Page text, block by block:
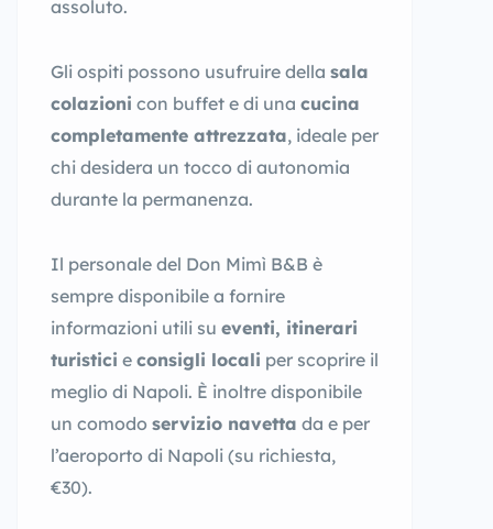
assoluto.
Gli ospiti possono usufruire della sala
colazioni con buffet e di una cucina
completamente attrezzata, ideale per
chi desidera un tocco di autonomia
durante la permanenza.
Il personale del Don Mimì B&B è
sempre disponibile a fornire
informazioni utili su eventi, itinerari
turistici e consigli locali per scoprire il
meglio di Napoli. È inoltre disponibile
un comodo servizio navetta da e per
l’aeroporto di Napoli (su richiesta,
€30).